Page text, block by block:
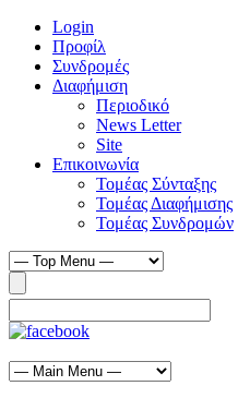
Login
Προφίλ
Συνδρομές
Διαφήμιση
Περιοδικό
News Letter
Site
Επικοινωνία
Τομέας Σύνταξης
Τομέας Διαφήμισης
Τομέας Συνδρομών